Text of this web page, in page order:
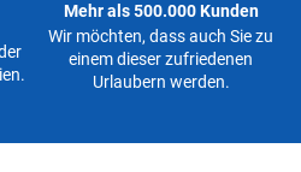
Mehr als 500.000 Kunden
Wir möchten, dass auch Sie zu
einem dieser zufriedenen
Urlaubern werden.